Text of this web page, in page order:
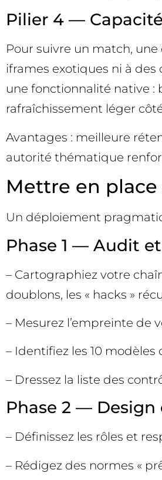
Pilier 4 —
Pour suivre un match,
iframes exotiques ni à
une fonctionnalité native :
rafraîchissement léger
Avantages : meilleure
autorité thématique
Mettre en
Un déploiement
Phase 1 — Audit
– Cartographiez votre
doublons, les « hacks »
– Mesurez l’empreinte de
– Identifiez les 10
– Dressez la liste des
Phase 2 —
– Définissez les rôles et
– Rédigez des normes «